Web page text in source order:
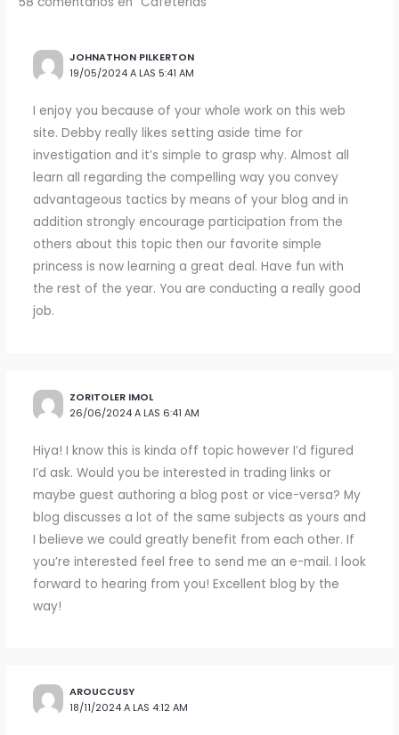
JOHNATHON PILKERTON
19/05/2024 A LAS 5:41 AM
I enjoy you because of your whole work on this web
site. Debby really likes setting aside time for
investigation and it’s simple to grasp why. Almost all
learn all regarding the compelling way you convey
advantageous tactics by means of your blog and in
addition strongly encourage participation from the
others about this topic then our favorite simple
princess is now learning a great deal. Have fun with
the rest of the year. You are conducting a really good
job.
ZORITOLER IMOL
26/06/2024 A LAS 6:41 AM
Hiya! I know this is kinda off topic however I’d figured
I’d ask. Would you be interested in trading links or
maybe guest authoring a blog post or vice-versa? My
blog discusses a lot of the same subjects as yours and
I believe we could greatly benefit from each other. If
you’re interested feel free to send me an e-mail. I look
forward to hearing from you! Excellent blog by the
way!
AROUCCUSY
18/11/2024 A LAS 4:12 AM